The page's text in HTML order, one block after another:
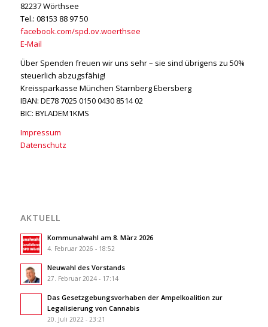
82237 Wörthsee
Tel.: 08153 88 97 50
facebook.com/spd.ov.woerthsee
E-Mail
Über Spenden freuen wir uns sehr – sie sind übrigens zu 50%
steuerlich abzugsfähig!
Kreissparkasse München Starnberg Ebersberg
IBAN: DE78 7025 0150 0430 8514 02
BIC: BYLADEM1KMS
Impressum
Datenschutz
AKTUELL
Kommunalwahl am 8. März 2026
4. Februar 2026 - 18:52
Neuwahl des Vorstands
27. Februar 2024 - 17:14
Das Gesetzgebungsvorhaben der Ampelkoalition zur
Legalisierung von Cannabis
20. Juli 2022 - 23:21